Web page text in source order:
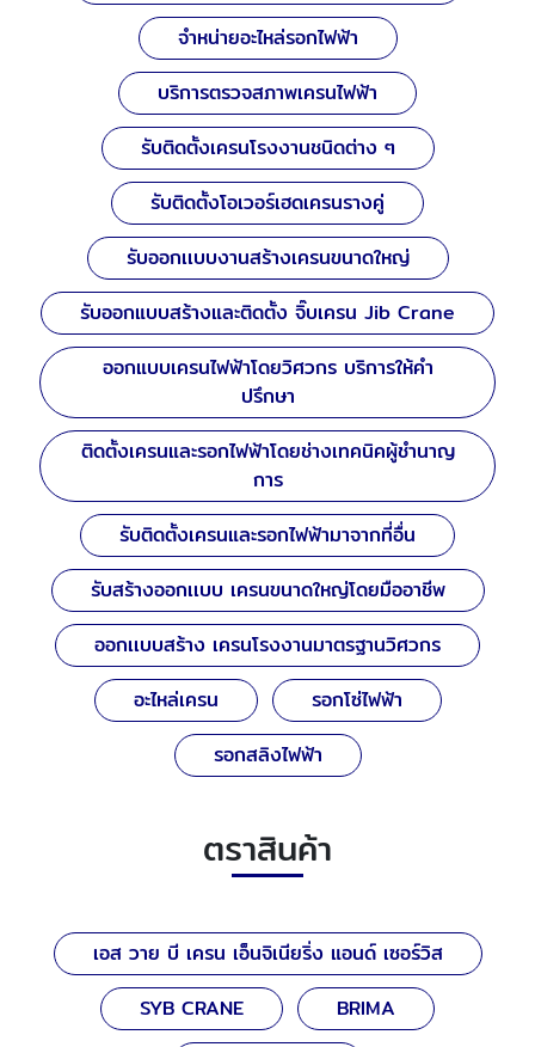
จำหน่ายอะไหล่รอกไฟฟ้า
บริการตรวจสภาพเครนไฟฟ้า
รับติดตั้งเครนโรงงานชนิดต่าง ๆ
รับติดตั้งโอเวอร์เฮดเครนรางคู่
รับออกเเบบงานสร้างเครนขนาดใหญ่
รับออกแบบสร้างและติดตั้ง จิ๊บเครน Jib Crane
ออกแบบเครนไฟฟ้าโดยวิศวกร บริการให้คำ
ปรึกษา
ติดตั้งเครนและรอกไฟฟ้าโดยช่างเทคนิคผู้ชำนาญ
การ
รับติดตั้งเครนและรอกไฟฟ้ามาจากที่อื่น
รับสร้างออกเเบบ เครนขนาดใหญ่โดยมืออาชีพ
ออกเเบบสร้าง เครนโรงงานมาตรฐานวิศวกร
อะไหล่เครน
รอกโซ่ไฟฟ้า
รอกสลิงไฟฟ้า
ตราสินค้า
เอส วาย บี เครน เอ็นจิเนียริ่ง แอนด์ เซอร์วิส
SYB CRANE
BRIMA